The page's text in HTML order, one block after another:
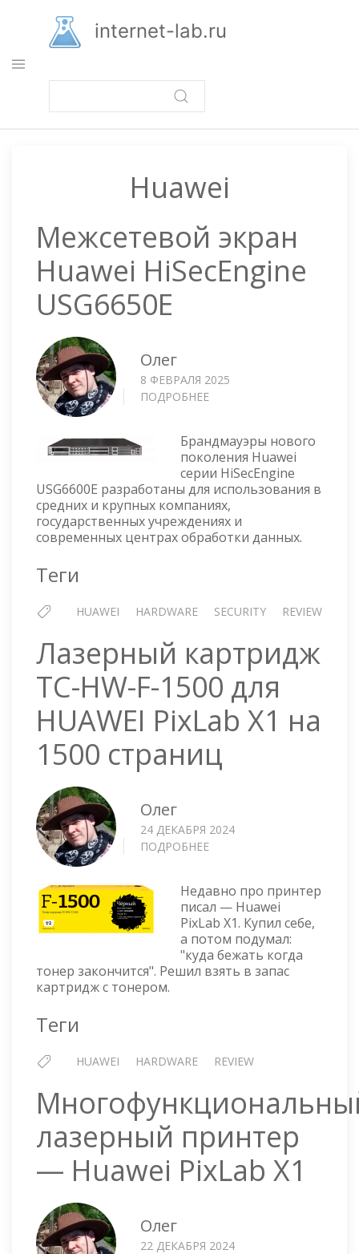
основному
содержанию
internet-lab.ru
Huawei
Межсетевой экран
Huawei HiSecEngine
USG6650E
Олег
8 ФЕВРАЛЯ 2025
ПОДРОБНЕЕ
HUAWEI
HISECENGINE
USG6650E
Брандмауэры нового
поколения Huawei
серии HiSecEngine
USG6600E разработаны для использования в
средних и крупных компаниях,
государственных учреждениях и
современных центрах обработки данных.
Теги
HUAWEI HARDWARE SECURITY REVIEW
Лазерный картридж
TC-HW-F-1500 для
HUAWEI PixLab X1 на
1500 страниц
Олег
24 ДЕКАБРЯ 2024
ПОДРОБНЕЕ
TC-
HW-
F-
1500
ДЛЯ
HUAWEI
СТРАНИЦ
Недавно про принтер
писал — Huawei
PixLab X1. Купил себе,
а потом подумал:
"куда бежать когда
тонер закончится". Решил взять в запас
картридж с тонером.
Теги
HUAWEI HARDWARE REVIEW
лазерный принтер
— Huawei PixLab X1
Олег
22 ДЕКАБРЯ 2024